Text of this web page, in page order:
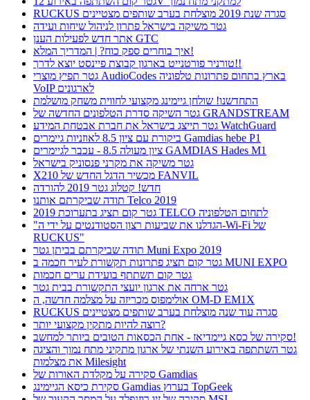
RUCKUS סגרה שנת 2019 מוצלחת בערב שותפים מצטיינים
גטר משיקה בישראל פתרון לניהול שיחות ועידה
אתר חדש לפעילות הענן GTC
איך בוחרים ספק כוח? | המדריך המלא!
טורניר פורטנייט בארגון קבוצת פיינסט יוצא לדרך!!
גטר תפיץ מוצרי AudioCodes בארץ בתחום פתרונות טלפוניה
VoIP לארגונים
התחדשנו! שולחן גיימינג מקצועי לחווית משחק מושלמת
גטר השיקה סדרת הטלפונים החדשה של GRANDSTREAM
גטר תייצג בישראל את חברת אבטחת המידע WatchGuard
ביקורת עם ציון 8.5 לאוזניות גיימרים Gamdias hebe P1
ציון מעולה 8.5 - עכבר לגיימרים GAMDIAS Hades M1
גטר משיקה את מקרני פנסוניק בישראל
X210 מכשיר הדגל החדש של FANVIL
חדש! קטלוג גטר 2019 להורדה
תודה שביקרתם אותנו Telco 2019
גטר קום תציג בתערוכת 2019 TELCO לתחום הטלפוניה
"הגדלנו את שביעות רצון הסטודנטים על ידי ה-Wi-Fi של
RUCKUS"
תודה שביקרתם בביתן גטר Muni Expo 2019
גטר קום תציג פתרונות תקשורת לעיר חכמה ב MUNI EXPO
גטר קום תשתתף בועידת ערים חכמות
גטר ארחה את ארגון יועצי התקשורת בבית גטר
אולימפוס מכריזה על מצלמה חדשה, ה OM-D EM1X
RUCKUS סגרה עוד שנה מוצלחת בערב שותפים מצטיינים
רוצה להיות מתקין מקצועי יותר?
סקירה של כסא גיימדיאז - אחת הכסאות הטובים ביותר למחשב!
גטר השתתפה באירוע השנתי של ארגון מתקיני מתח נמוך והציגה
את מצלמות Milesight
סקירה על מקלדת האורות של Gamdias
סקירת כיסא הגיימינג Gamdias בערוץ TopGeek